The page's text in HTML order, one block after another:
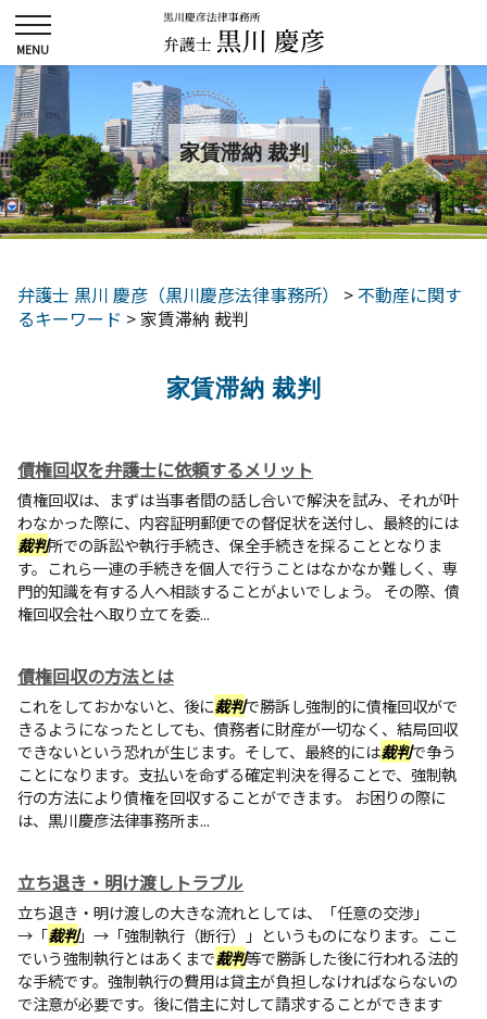
家賃滞納 裁判
弁護士 黒川 慶彦（黒川慶彦法律事務所） >不動産に関す
るキーワード >家賃滞納 裁判
家賃滞納 裁判
債権回収を弁護士に依頼するメリット
債権回収は、まずは当事者間の話し合いで解決を試み、それが叶
わなかった際に、内容証明郵便での督促状を送付し、最終的には
裁判所での訴訟や執行手続き、保全手続きを採ることとなりま
す。これら一連の手続きを個人で行うことはなかなか難しく、専
門的知識を有する人へ相談することがよいでしょう。 その際、債
権回収会社へ取り立てを委...
債権回収の方法とは
これをしておかないと、後に裁判で勝訴し強制的に債権回収がで
きるようになったとしても、債務者に財産が一切なく、結局回収
できないという恐れが生じます。そして、最終的には裁判で争う
ことになります。支払いを命ずる確定判決を得ることで、強制執
行の方法により債権を回収することができます。 お困りの際に
は、黒川慶彦法律事務所ま...
立ち退き・明け渡しトラブル
立ち退き・明け渡しの大きな流れとしては、「任意の交渉」
→「裁判」→「強制執行（断行）」というものになります。ここ
でいう強制執行とはあくまで裁判等で勝訴した後に行われる法的
な手続です。強制執行の費用は貸主が負担しなければならないの
で注意が必要です。後に借主に対して請求することができます